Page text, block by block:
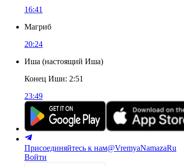
16:41
Магриб
20:24
Иша (настоящий Иша)
Конец Иши: 2:51
23:49
Присоединяйтесь к нам@VremyaNamazaRu
Войти